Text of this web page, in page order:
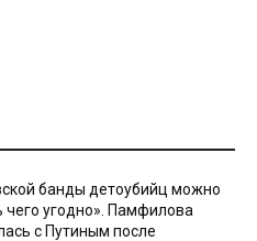
банды детоубийц можно
чего угодно». Памфилова
с Путиным после